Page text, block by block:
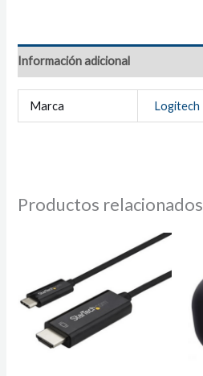
Información adicional
Marca Logitech
Productos relacionados